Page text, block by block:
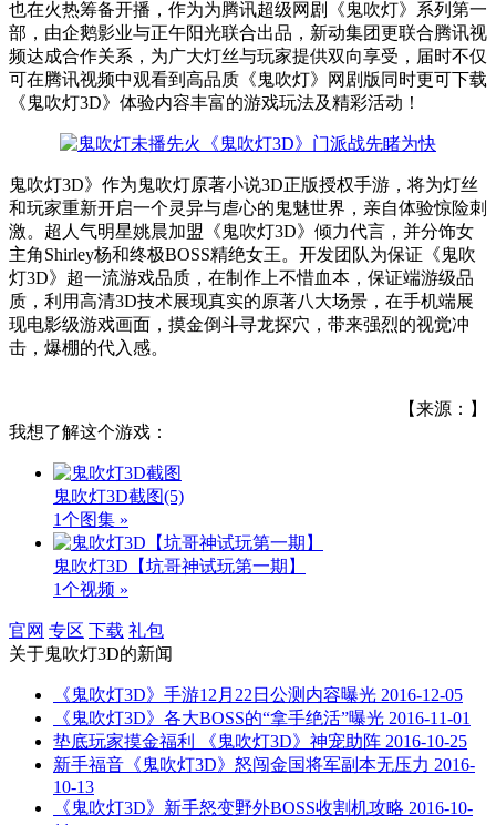
也在火热筹备开播，作为为腾讯超级网剧《鬼吹灯》系列第一
部，由企鹅影业与正午阳光联合出品，新动集团更联合腾讯视
频达成合作关系，为广大灯丝与玩家提供双向享受，届时不仅
可在腾讯视频中观看到高品质《鬼吹灯》网剧版同时更可下载
《鬼吹灯3D》体验内容丰富的游戏玩法及精彩活动！
鬼吹灯3D》作为鬼吹灯原著小说3D正版授权手游，将为灯丝
和玩家重新开启一个灵异与虐心的鬼魅世界，亲自体验惊险刺
激。超人气明星姚晨加盟《鬼吹灯3D》倾力代言，并分饰女
主角Shirley杨和终极BOSS精绝女王。开发团队为保证《鬼吹
灯3D》超一流游戏品质，在制作上不惜血本，保证端游级品
质，利用高清3D技术展现真实的原著八大场景，在手机端展
现电影级游戏画面，摸金倒斗寻龙探穴，带来强烈的视觉冲
击，爆棚的代入感。
【来源：】
我想了解这个游戏：
鬼吹灯3D截图(5)
1个图集 »
鬼吹灯3D【坑哥神试玩第一期】
1个视频 »
官网 专区 下载 礼包
关于鬼吹灯3D的新闻
《鬼吹灯3D》手游12月22日公测内容曝光 2016-12-05
《鬼吹灯3D》各大BOSS的“拿手绝活”曝光 2016-11-01
垫底玩家摸金福利 《鬼吹灯3D》神宠助阵 2016-10-25
新手福音《鬼吹灯3D》怒闯金国将军副本无压力 2016-
10-13
《鬼吹灯3D》新手怒变野外BOSS收割机攻略 2016-10-